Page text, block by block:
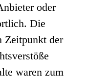
oder
Die
Zeitpunkt der
waren zum